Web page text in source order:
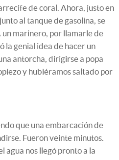
de coral. Ahora, justo en
al tanque de gasolina, se
marinero, por llamarle de
la genial idea de hacer un
antorcha, dirigirse a popa
y hubiéramos saltado por
que una embarcación de
Fueron veinte minutos.
agua nos llegó pronto a la